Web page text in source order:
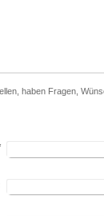
haben Fragen,